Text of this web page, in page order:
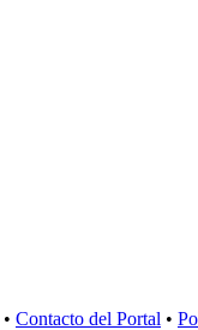
• Contacto del Portal •